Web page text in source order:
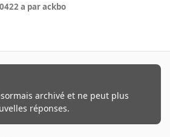
22 a par ackbo
archivé et ne peut plus
réponses.